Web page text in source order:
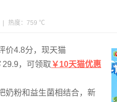
热度：759 ℃
价4.8分，现天猫
，可领取 ￥10天猫优惠
奶粉和益生菌相结合，新